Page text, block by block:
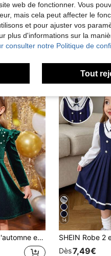
à manches longues pour fête d'hiver, décoration de Noël et anniversaire
14
Dès7,49€
web de fonctionner. Vous
mais cela peut affecter le
et pour ajuster vos
plus d'informations sur la
consulter notre Politique de
Tout